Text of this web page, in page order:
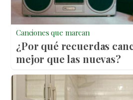
Canciones que marcan
¿Por qué recuerdas
mejor que las nuevas?